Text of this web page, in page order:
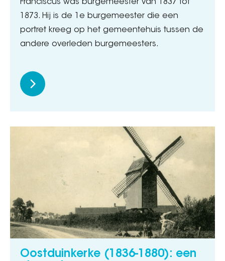
Franciscus was burgemeester van 1837 tot
1873. Hij is de 1e burgemeester die een
portret kreeg op het gemeentehuis tussen de
andere overleden burgemeesters.
Oostduinkerke (1836-1880): een